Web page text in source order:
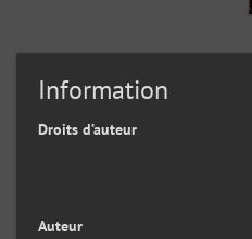
Information
Droits d’auteur
Auteur